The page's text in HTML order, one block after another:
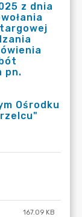
z dnia
pn.
Ośrodku
167.09 KB